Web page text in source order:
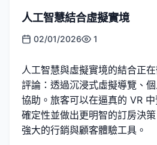
人工智慧結合虛擬實境
02/01/2026 1
人工智慧與虛擬實境的結合正
評論：透過沉浸式虛擬導覽、
協助。旅客可以在逼真的 VR
確定性並做出更明智的訂房決
強大的行銷與顧客體驗工具。